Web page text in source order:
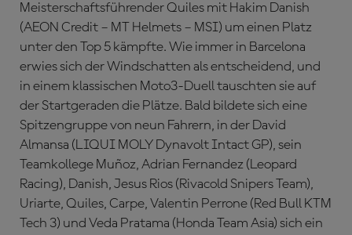
Meisterschaftsführender Quiles mit Hakim Danish
(AEON Credit – MT Helmets – MSI) um einen Platz
unter den Top 5 kämpfte. Wie immer in Barcelona
erwies sich der Windschatten als entscheidend, und
in einem klassischen Moto3-Duell tauschten sie auf
der Startgeraden die Plätze. Bald bildete sich eine
Spitzengruppe von neun Fahrern, in der David
Almansa (LIQUI MOLY Dynavolt Intact GP), sein
Teamkollege Muñoz, Adrian Fernandez (Leopard
Racing), Danish, Jesus Rios (Rivacold Snipers Team),
Uriarte, Quiles, Carpe, Valentin Perrone (Red Bull KTM
Tech 3) und Veda Pratama (Honda Team Asia) sich ein